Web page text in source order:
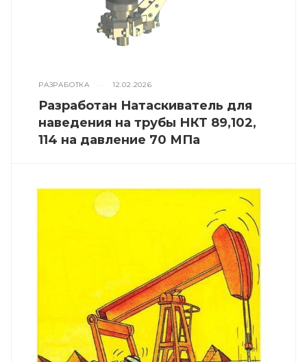
РАЗРАБОТКА 12.02.2026
Разработан Натаскиватель для
наведения на трубы НКТ 89,102,
114 на давление 70 МПа